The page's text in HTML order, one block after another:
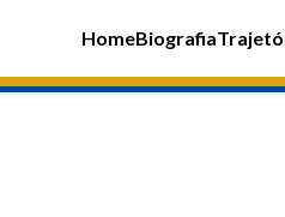
HomeBiografia